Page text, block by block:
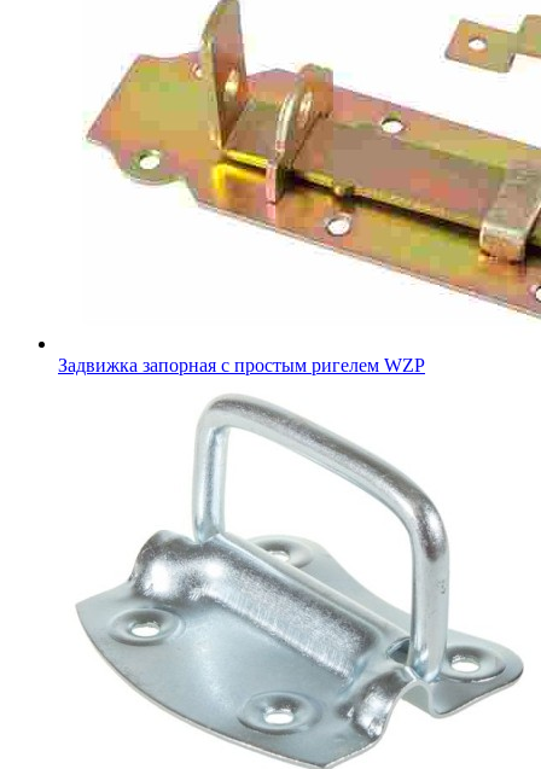
Задвижка запорная с простым ригелем WZP